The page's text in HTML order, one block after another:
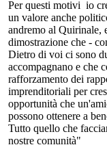
Per questi motivi io
un valore anche
andremo al Quirinale,
dimostrazione che -
Dietro di voi ci sono
accompagnano e che
rafforzamento dei
imprenditoriali per
opportunità che
possono ottenere a
Tutto quello che
nostre comunità"